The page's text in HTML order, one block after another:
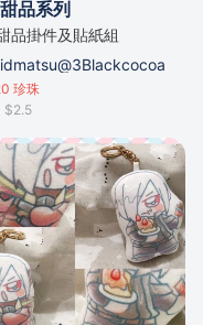
品系列
品掛件及貼紙組
珍珠
$2.5